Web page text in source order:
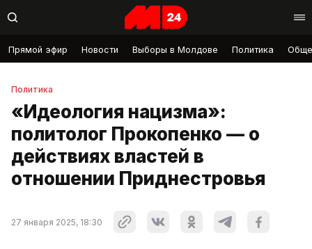
Прямой эфир Новости Выборы в Молдове Политика
Политика
«Идеология нацизма»:
политолог Прокопенко — о
действиях властей в
отношении Приднестровья
27 января 2025, 18:30